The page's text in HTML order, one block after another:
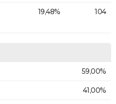
19,48% 104
59,00%
41,00%